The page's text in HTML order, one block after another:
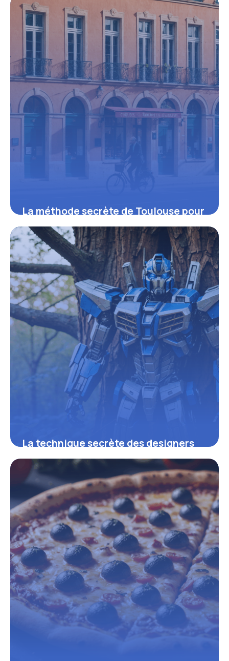
La méthode secrète de Toulouse pour
obtenir un composteur gratuit en
2024 et révolutionner votre tri des
biodéchets
16 juin 2026
La technique secrète des designers
pour transformer un arbre en bois
décoratif en œuvre d’art exclusive
16 juin 2026